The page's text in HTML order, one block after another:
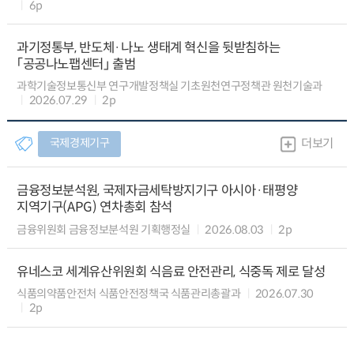
6p
과기정통부, 반도체·나노 생태계 혁신을 뒷받침하는
「공공나노팹센터」 출범
과학기술정보통신부 연구개발정책실 기초원천연구정책관 원천기술과
2026.07.29
2p
국제경제기구 더보기
금융정보분석원, 국제자금세탁방지기구 아시아·태평양
지역기구(APG) 연차총회 참석
금융위원회 금융정보분석원 기획행정실 2026.08.03 2p
유네스코 세계유산위원회 식음료 안전관리, 식중독 제로 달성
식품의약품안전처 식품안전정책국 식품관리총괄과
2026.07.30
2p